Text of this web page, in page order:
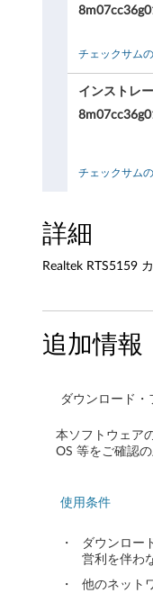
カ
ー
リ
ー
ダ
ー
ド
ラ
チェックサム
インストレ
チェックサム
詳細
Realtek RTS5159
追加情報
ダウンロード・
本ソフトウェア
OS 等をご確認
使用条件
・
ダウンロー
営利を伴わ
・
他のネット